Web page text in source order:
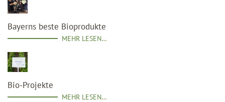
Bayerns beste Bioprodukte
MEHR LESEN…
Bio-Projekte
MEHR LESEN…